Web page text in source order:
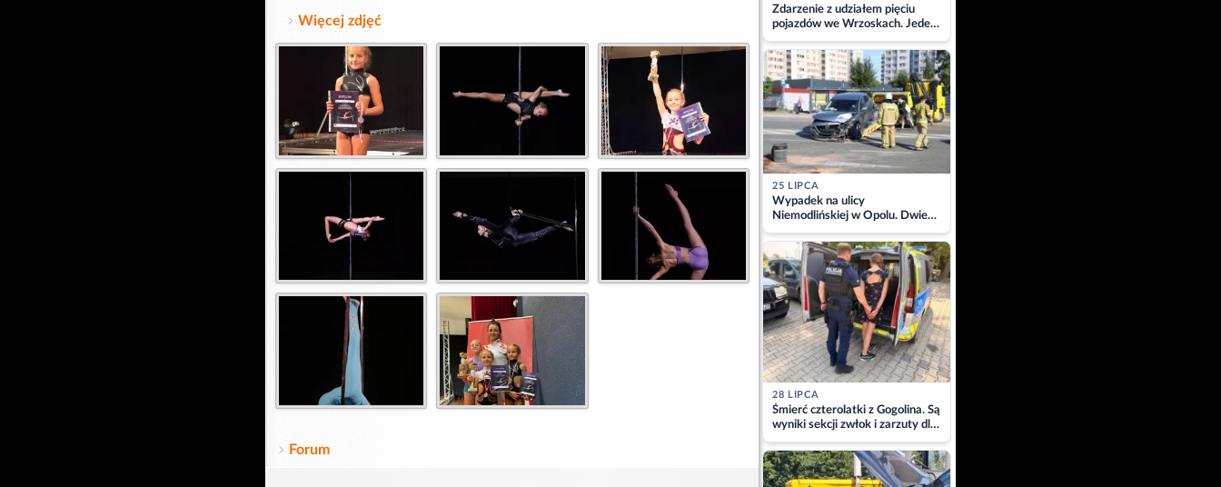
Więcej zdjęć
Forum
Zdarzenie z udziałem pięciu
pojazdów we Wrzoskach. Jeden
z kierowców zabrany w
kajdankach
25 LIPCA
Wypadek na ulicy
Niemodlińskiej w Opolu. Dwie
osoby w szpitalu
28 LIPCA
Śmierć czterolatki z Gogolina. Są
wyniki sekcji zwłok i zarzuty dla
matki